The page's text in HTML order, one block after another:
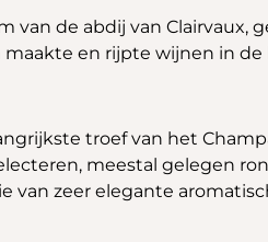
van de abdij van Clairvaux,
en rijpte wijnen in
troef van het
meestal gelegen
van zeer elegante